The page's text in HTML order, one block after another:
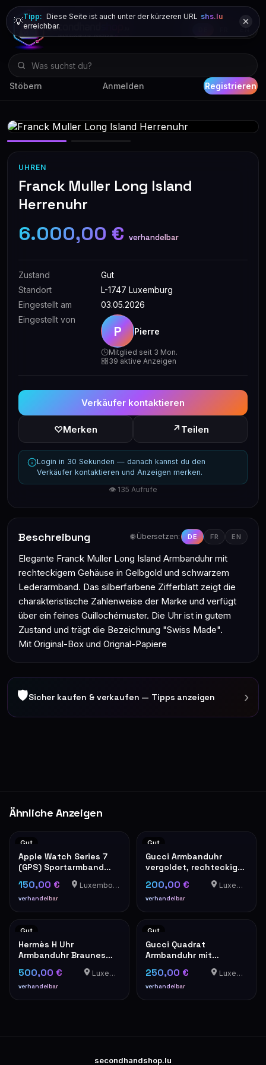
Stöbern Anmelden Registrieren
💡Tipp: Diese Seite ist auch unter der kürzeren URL shs.lu
erreichbar.
UHREN
Franck Muller Long Island
Herrenuhr
6.000,00 € verhandelbar
Zustand
Gut
Standort
L-1747 Luxemburg
Eingestellt am
03.05.2026
Eingestellt von
P Pierre
Mitglied seit 3 Mon.
39 aktive Anzeigen
Verkäufer kontaktieren
♡Merken ↗ Teilen
Login in 30 Sekunden — danach kannst du den
Verkäufer kontaktieren und Anzeigen merken.
👁 135 Aufrufe
Beschreibung 🌐 Übersetzen: DE FR EN
Elegante Franck Muller Long Island Armbanduhr mit
rechteckigem Gehäuse in Gelbgold und schwarzem
Lederarmband. Das silberfarbene Zifferblatt zeigt die
charakteristische Zahlenweise der Marke und verfügt
über ein feines Guillochémuster. Die Uhr ist in gutem
Zustand und trägt die Bezeichnung "Swiss Made".
Mit Original-Box und Orignal-Papiere
🛡Sicher kaufen & verkaufen — Tipps anzeigen ›
Ähnliche Anzeigen
Gut
Apple Watch Series 7
(GPS) Sportarmband
150,00 €
verhandelbar
Luxembourg-Cents
Gut
Gucci Armbanduhr
vergoldet, rechteckiges
200,00 €
verhandelbar
Luxemburg
Gut
Hermès H Uhr
Armbanduhr Braunes
500,00 €
verhandelbar
Luxemburg
Gut
Gucci Quadrat
Armbanduhr mit
250,00 €
verhandelbar
Luxemburg
secondhandshop.lu